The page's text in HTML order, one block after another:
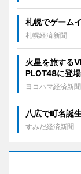
札幌でゲーム
札幌経済新聞
火星を旅する
PLOT48に登場
ヨコハマ経済新聞
八広で町名誕
すみだ経済新聞